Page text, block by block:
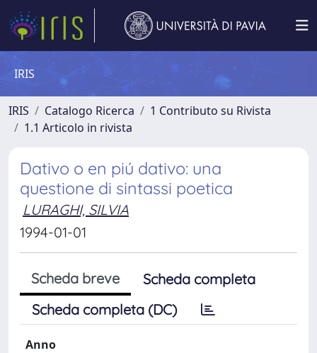
IRIS
IRIS Catalogo Ricerca
1 Contributo su Rivista
1.1 Articolo in rivista
Dativo o en piú dativo: una
questione di sintassi poetica
LURAGHI, SILVIA
1994-01-01
Scheda breve
Scheda completa
Scheda completa (DC)
Anno